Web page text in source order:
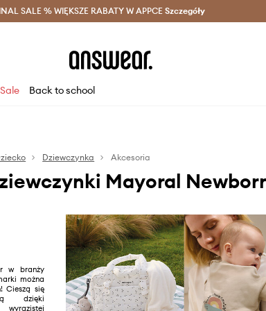
Answear Club > Dostawa nawet w 24h >
SALE % WIĘKSZE RABATY W APPCESzczegóły
Sale Back to school
Dziewczynka Akcesoria
Mayoral
w branży
można
Cieszą się
dzięki
wyrazistej